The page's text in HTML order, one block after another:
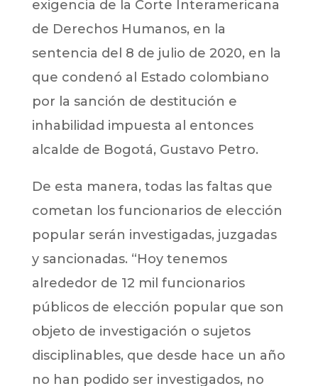
exigencia de la Corte Interamericana
de Derechos Humanos, en la
sentencia del 8 de julio de 2020, en la
que condenó al Estado colombiano
por la sanción de destitución e
inhabilidad impuesta al entonces
alcalde de Bogotá, Gustavo Petro.
De esta manera, todas las faltas que
cometan los funcionarios de elección
popular serán investigadas, juzgadas
y sancionadas. “Hoy tenemos
alrededor de 12 mil funcionarios
públicos de elección popular que son
objeto de investigación o sujetos
disciplinables, que desde hace un año
no han podido ser investigados, no